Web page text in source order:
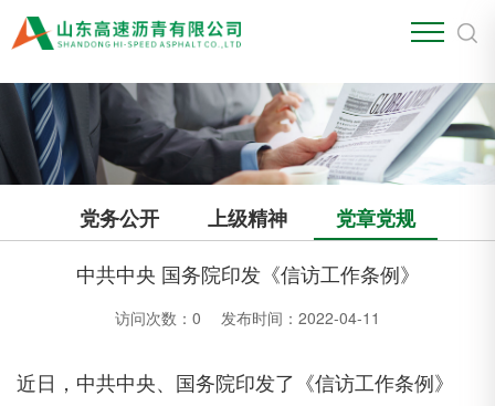
党务公开 上级精神
党章党规
中共中央 国务院印发《信访工作条例》
访问次数： 0 发布时间：2022-04-11
近日，中共中央、国务院印发了《信访工作条例》